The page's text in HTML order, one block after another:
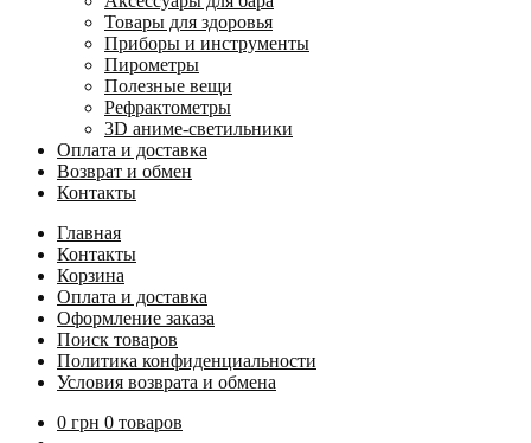
Товары для здоровья
Приборы и инструменты
Пирометры
Полезные вещи
Рефрактометры
3D аниме-светильники
Оплата и доставка
Возврат и обмен
Контакты
Главная
Контакты
Корзина
Оплата и доставка
Оформление заказа
Поиск товаров
Политика конфиденциальности
Условия возврата и обмена
0 грн 0 товаров